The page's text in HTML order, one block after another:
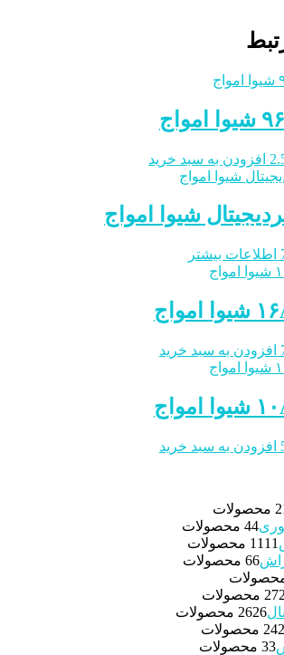
افزودن به سبد خرید
شیوا امواج
اطلاعات بیشتر
افزودن به سبد خرید
افزودن به سبد خرید
44 محصولات
11 11 محصولات
66 محصولات
27
2626 محصولات
24
33 محصولات